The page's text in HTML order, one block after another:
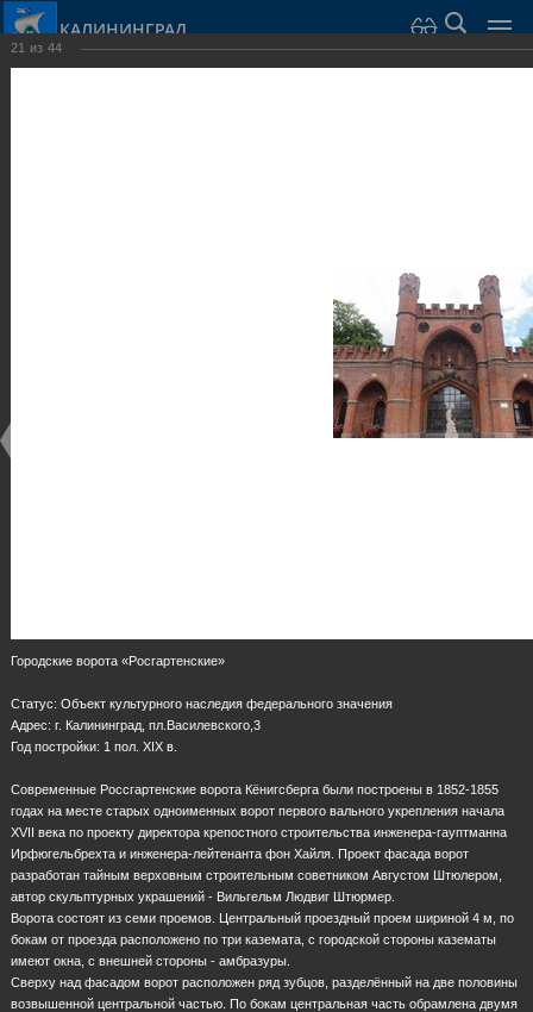
КАЛИНИНГРАД
21 из 44
Городские ворота «Росгартенские»
Статус: Объект культурного наследия федерального значения
Адрес: г. Калининград, пл.Василевского,3
Год постройки: 1 пол. XIX в.
Современные Россгартенские ворота Кёнигсберга были построены в 1852-1855
годах на месте старых одноименных ворот первого вального укрепления начала
XVII века по проекту директора крепостного строительства инженера-гауптманна
Ирфюгельбрехта и инженера-лейтенанта фон Хайля. Проект фасада ворот
разработан тайным верховным строительным советником Августом Штюлером,
автор скульптурных украшений - Вильгельм Людвиг Штюрмер.
Ворота состоят из семи проемов. Центральный проездный проем шириной 4 м, по
бокам от проезда расположено по три каземата, с городской стороны казематы
имеют окна, с внешней стороны - амбразуры.
Сверху над фасадом ворот расположен ряд зубцов, разделённый на две половины
возвышенной центральной частью. По бокам центральная часть обрамлена двумя